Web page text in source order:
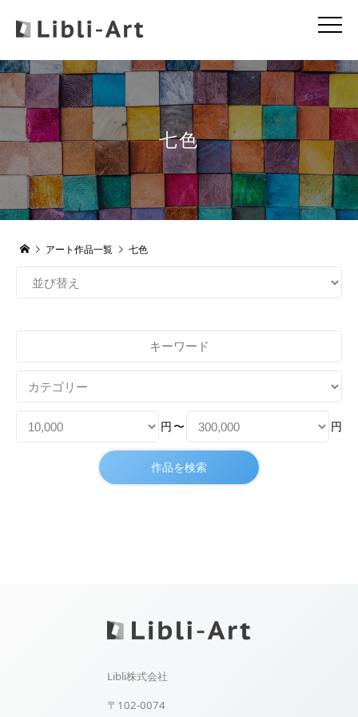
七色
アート作品一覧 七色
円 〜 円
Libli株式会社
〒102-0074